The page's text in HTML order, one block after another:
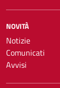
NOVITÀ
Notizie
Comunicati
Avvisi